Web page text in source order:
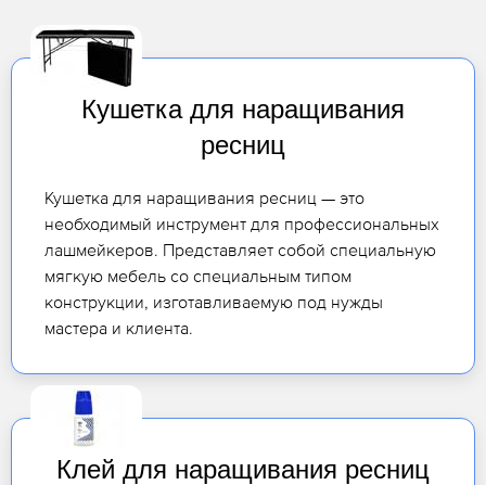
Кушетка для наращивания
ресниц
Кушетка для наращивания ресниц — это
необходимый инструмент для профессиональных
лашмейкеров. Представляет собой специальную
мягкую мебель со специальным типом
конструкции, изготавливаемую под нужды
мастера и клиента.
Клей для наращивания ресниц